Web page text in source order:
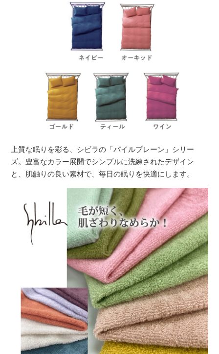
上質な眠りを彩る、シビラの「パイルプレーン」シリー
ズ。豊富なカラー展開でシンプルに洗練されたデザイン
と、肌触りの良い素材で、毎日の眠りを快適にします。